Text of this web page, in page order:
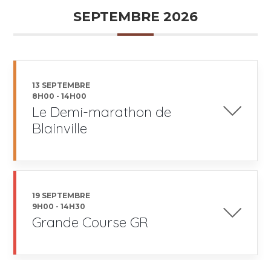
SEPTEMBRE 2026
13 SEPTEMBRE
8H00 -14H00
Le Demi-marathon de
Blainville
19 SEPTEMBRE
9H00 -14H30
Grande Course GR